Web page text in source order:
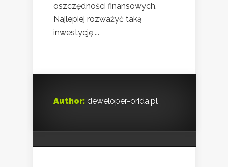
oszczędności finansowych.
Najlepiej rozważyć taką
inwestycję,...
Author: deweloper-orida.pl